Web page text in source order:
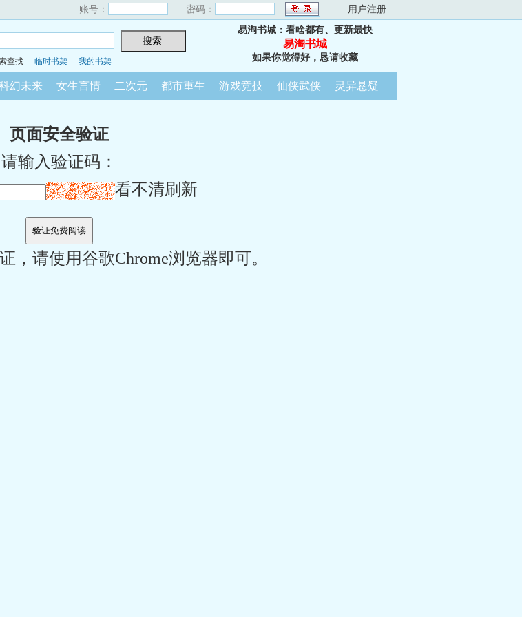
账号： 密码： 用户注册
查找 临时书架 我的书架
易淘书城：看啥都有、更新最快
易淘书城
如果你觉得好，恳请收藏
幻未来 女生言情 二次元 都市重生 游戏竞技 仙侠武侠 灵异悬疑
页面安全验证
请输入验证码：
看不清刷新
，请使用谷歌Chrome浏览器即可。